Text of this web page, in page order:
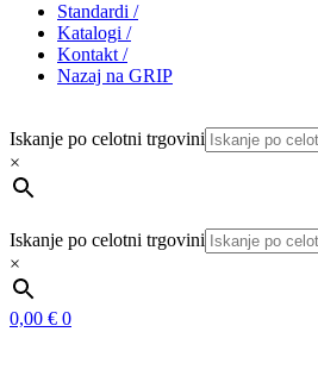
Standardi /
Katalogi /
Kontakt /
Nazaj na GRIP
Iskanje po celotni trgovini
×
Iskanje po celotni trgovini
×
0,00 € 0